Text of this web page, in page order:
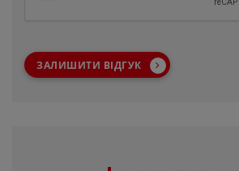
ЗАЛИШИТИ ВІДГУК